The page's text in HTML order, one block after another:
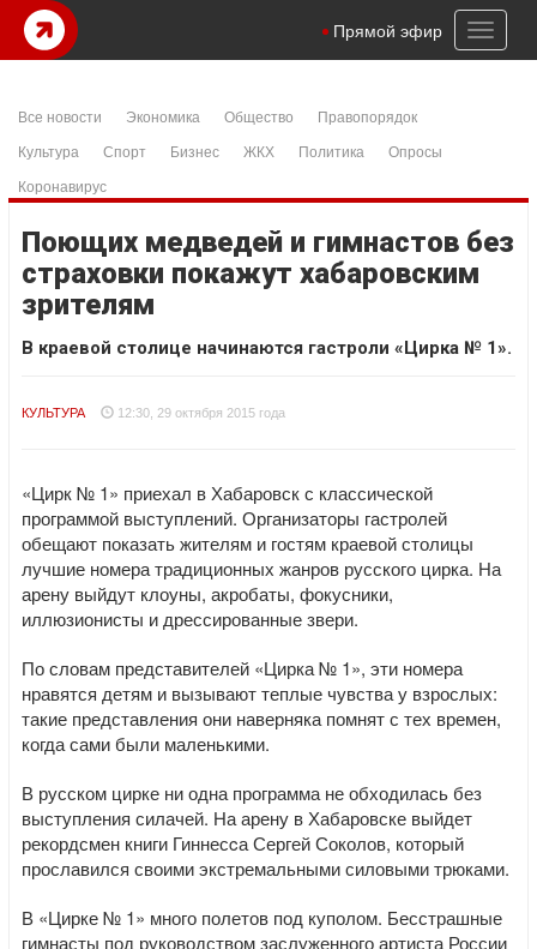
Toggle
Прямой эфир
Все новости Экономика Общество
Правопорядок
Культура
Спорт Бизнес ЖКХ Политика
Опросы
Коронавирус
Поющих медведей и гимнастов без
страховки покажут хабаровским
зрителям
В краевой столице начинаются гастроли «Цирка № 1».
КУЛЬТУРА 12:30, 29 октября 2015 года
«Цирк № 1» приехал в Хабаровск с классической
программой выступлений. Организаторы гастролей
обещают показать жителям и гостям краевой столицы
лучшие номера традиционных жанров русского цирка. На
арену выйдут клоуны, акробаты, фокусники,
иллюзионисты и дрессированные звери.
По словам представителей «Цирка № 1», эти номера
нравятся детям и вызывают теплые чувства у взрослых:
такие представления они наверняка помнят с тех времен,
когда сами были маленькими.
В русском цирке ни одна программа не обходилась без
выступления силачей. На арену в Хабаровске выйдет
рекордсмен книги Гиннесcа Сергей Соколов, который
прославился своими экстремальными силовыми трюками.
В «Цирке № 1» много полетов под куполом. Бесстрашные
гимнасты под руководством заслуженного артиста России